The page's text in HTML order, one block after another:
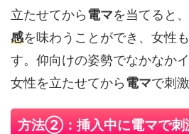
立たせてから電マを当てると、
感を味わうことができ、女性
す。仰向けの姿勢でなかなか
女性を立たせてから電マで刺
方法②：挿入中に電マで刺